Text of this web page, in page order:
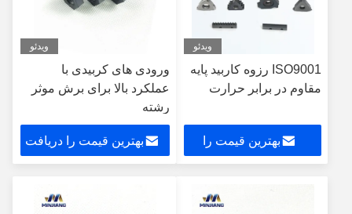
ویدئو
ISO9001 رزوه کاربید پایه
مقاوم در برابر حرارت
بهترین قیمت را
ویدئو
ورودی های کربیدی با
عملکرد بالا برای برش موثر
رشته
بهترین قیمت را دریافت